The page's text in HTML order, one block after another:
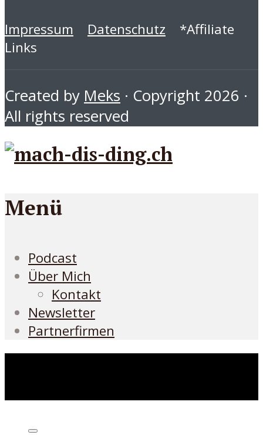
Impressum Datenschutz *Affiliate
Links
Created by Meks · Copyright 2026 ·
All rights reserved
Menü
Podcast
Über Mich
Kontakt
Newsletter
Partnerfirmen